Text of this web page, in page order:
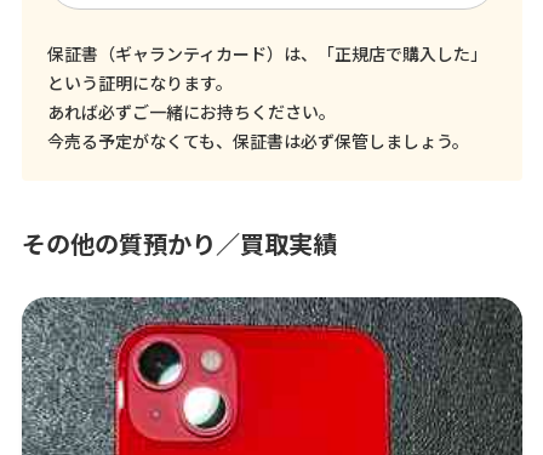
保証書（ギャランティカード）は、「正規店で購入した」
という証明になります。
あれば必ずご一緒にお持ちください。
今売る予定がなくても、保証書は必ず保管しましょう。
その他の質預かり／買取実績